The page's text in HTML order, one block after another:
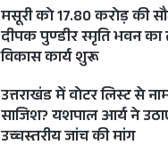
मसूरी को 17.80 करोड़ की
दीपक पुण्डीर स्मृति भवन
विकास कार्य शुरू
उत्तराखंड में वोटर लिस्ट से
साजिश? यशपाल आर्य ने
उच्चस्तरीय जांच की मांग